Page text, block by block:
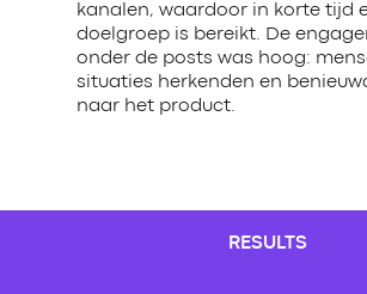
kanalen, waardoor in korte tijd
doelgroep is bereikt. De
onder de posts was hoog:
situaties herkenden en
naar het product.
RESULTS